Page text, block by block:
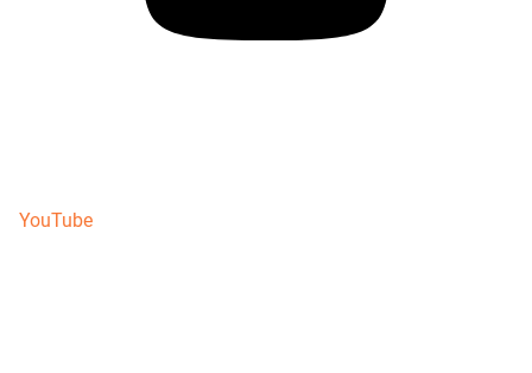
YouTube